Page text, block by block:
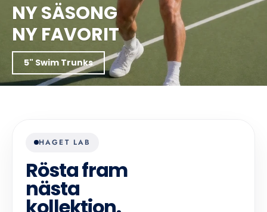
NY SÄSONG
NY FAVORIT
5" Swim Trunks
HAGET LAB
Rösta fram
nästa